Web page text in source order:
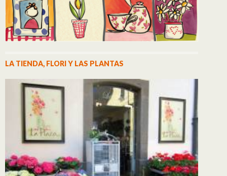
LA TIENDA, FLORI Y LAS PLANTAS